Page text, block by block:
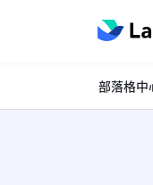
部落格中